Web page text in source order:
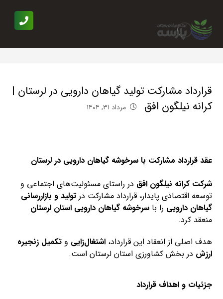
قرارداد مشارکت تولید گیاهان دارویی در لرستان |
کرانه نیلگون افق
مرداد ۳۱, ۱۴۰۴
عقد قرارداد مشارکت با سرخوشه گیاهان دارویی در لرستان
شرکت کرانه نیلگون افق در راستای مسئولیت‌های اجتماعی و
توسعه اقتصادی پایدار، قرارداد مشارکت درتولید و بازاررسانی
گیاهان دارویی را باسرخوشه گیاهان دارویی استان لرستان
منعقد کرد.
هدف اصلی از انعقاد این قرارداد،اشتغال‌زایی وتکمیل زنجیره
ارزش در بخش کشاورزی استان لرستان است.
جزئیات و اهداف قرارداد